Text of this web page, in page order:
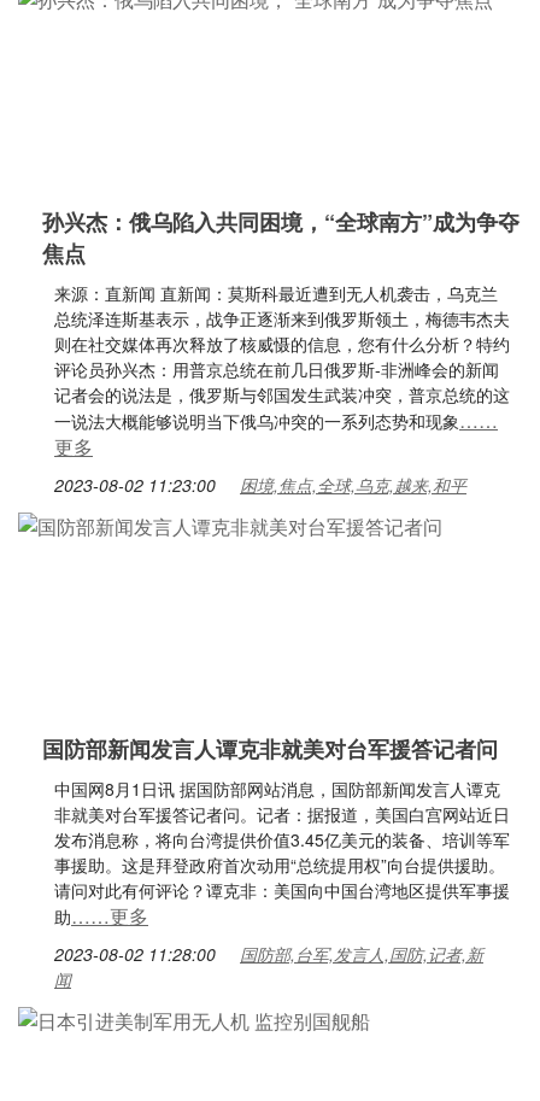
孙兴杰：俄乌陷入共同困境，“全球南方”成为争夺
焦点
来源：直新闻 直新闻：莫斯科最近遭到无人机袭击，乌克兰
总统泽连斯基表示，战争正逐渐来到俄罗斯领土，梅德韦杰夫
则在社交媒体再次释放了核威慑的信息，您有什么分析？特约
评论员孙兴杰：用普京总统在前几日俄罗斯-非洲峰会的新闻
记者会的说法是，俄罗斯与邻国发生武装冲突，普京总统的这
一说法大概能够说明当下俄乌冲突的一系列态势和现象……
更多
2023-08-02 11:23:00 困境,焦点,全球,乌克,越来,和平
国防部新闻发言人谭克非就美对台军援答记者问
中国网8月1日讯 据国防部网站消息，国防部新闻发言人谭克
非就美对台军援答记者问。记者：据报道，美国白宫网站近日
发布消息称，将向台湾提供价值3.45亿美元的装备、培训等军
事援助。这是拜登政府首次动用“总统提用权”向台提供援助。
请问对此有何评论？谭克非：美国向中国台湾地区提供军事援
助……更多
2023-08-02 11:28:00
国防部,台军,发言人,国防,记者,新
闻